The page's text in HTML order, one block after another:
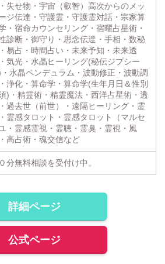
失せ物・宇宙（叡智）高次からのメッ
ジ伝達・守護霊・守護霊対話・宗家算
・宿命カウンセリング・宿曜占星術・
診断・御守り・思念伝達・手相・数秘
易占・時間占い・未来予知・未来透
気光・水晶ヒーリング(秘伝ジプシー
水晶ペンデュラム・波動修正・波動調
浄化・算命学・算命学(生年月日＆性別
)・精霊術・精霊魔法・西洋占星術・透
過去世（前世）・遠隔ヒーリング・霊
霊感タロット・霊感タロット（マルセ
・霊感霊視・霊聴・霊臭・霊視・風
高占術・魂交信など
分無料相談を受付け中。
詳細ページ
公式ページ